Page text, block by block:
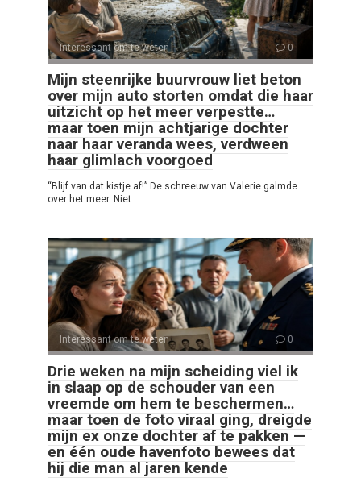
Interessant om te weten 0
Mijn steenrijke buurvrouw liet beton
over mijn auto storten omdat die haar
uitzicht op het meer verpestte…
maar toen mijn achtjarige dochter
naar haar veranda wees, verdween
haar glimlach voorgoed
“Blijf van dat kistje af!” De schreeuw van Valerie galmde
over het meer. Niet
Interessant om te weten 0
Drie weken na mijn scheiding viel ik
in slaap op de schouder van een
vreemde om hem te beschermen…
maar toen de foto viraal ging, dreigde
mijn ex onze dochter af te pakken —
en één oude havenfoto bewees dat
hij die man al jaren kende